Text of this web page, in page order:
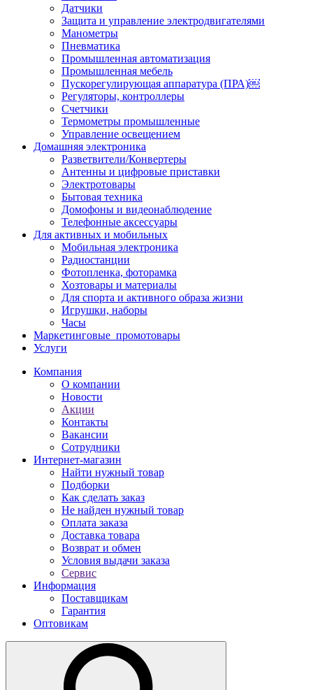
Датчики
Защита и управление электродвигателями
Манометры
Пневматика
Промышленная автоматизация
Промышленная мебель
Пускорегулирующая аппаратура (ПРА)￼
Регуляторы, контроллеры
Счетчики
Термометры промышленные
Управление освещением
Домашняя электроника
Разветвители/Конвертеры
Антенны и цифровые приставки
Электротовары
Бытовая техника
Домофоны и видеонаблюдение
Телефонные аксессуары
Для активных и мобильных
Мобильная электроника
Радиостанции
Фотопленка, фоторамка
Хозтовары и материалы
Для спорта и активного образа жизни
Игрушки, наборы
Часы
Маркетинговые_промотовары
Услуги
Компания
О компании
Новости
Акции
Контакты
Вакансии
Сотрудники
Интернет-магазин
Найти нужный товар
Подборки
Как сделать заказ
Не найден нужный товар
Оплата заказа
Доставка товара
Возврат и обмен
Условия выдачи заказа
Сервис
Информация
Поставщикам
Гарантия
Оптовикам